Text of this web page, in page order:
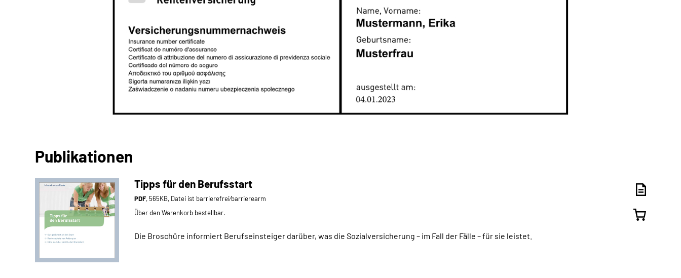
Publikationen
Tipps für den Berufsstart
PDF, 565KB, Datei ist barrierefrei⁄barrierearm
Über den Warenkorb bestellbar.
Die Broschüre informiert Berufseinsteiger darüber, was die Sozialversicherung – im Fall der Fälle – für sie leistet.